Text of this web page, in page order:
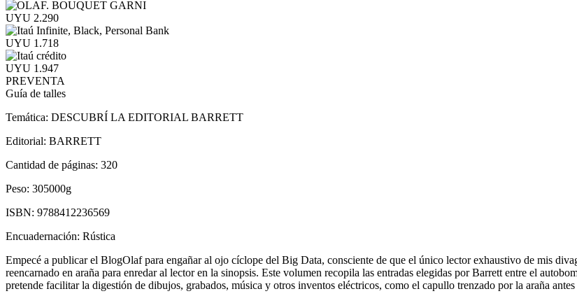
UYU 2.290
UYU 1.718
UYU 1.947
PREVENTA
Guía de talles
Temática: DESCUBRÍ LA EDITORIAL BARRETT
Editorial: BARRETT
Cantidad de páginas: 320
Peso: 305000g
ISBN: 9788412236569
Encuadernación: Rústica
Empecé a publicar el BlogOlaf para engañar al ojo cíclope del Big Data, consciente de que el único lector exhaustivo de mis
reencarnado en araña para enredar al lector en la sinopsis. Este volumen recopila las entradas elegidas por Barrett entre el
pretende facilitar la digestión de dibujos, grabados, música y otros inventos eléctricos, como el capullo trenzado por la araña